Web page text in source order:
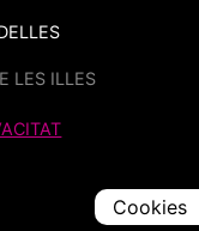
LES ILLES
Cookies